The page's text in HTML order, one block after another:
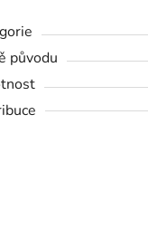
původu